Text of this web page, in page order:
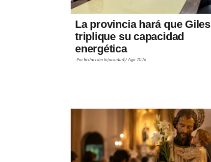
La provincia hará que Giles
triplique su capacidad
energética
Por Redacción Infociudad 7 Ago 2026